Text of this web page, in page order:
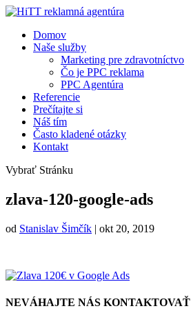
Domov
Naše služby
Marketing pre zdravotníctvo
Čo je PPC reklama
PPC Agentúra
Referencie
Prečítajte si
Náš tím
Často kladené otázky
Kontakt
Vybrať Stránku
zlava-120-google-ads
od Stanislav Šimčík | okt 20, 2019
NEVÁHAJTE NÁS KONTAKTOVAŤ